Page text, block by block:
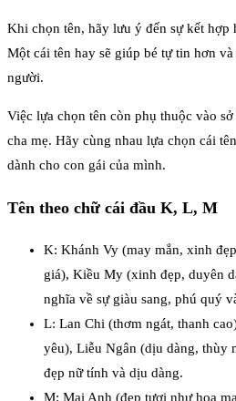
Khi chọn tên, hãy lưu ý đến sự kết hợp
Một cái tên hay sẽ giúp bé tự tin hơn
người.
Việc lựa chọn tên còn phụ thuộc vào
cha mẹ. Hãy cùng nhau lựa chọn cái
dành cho con gái của mình.
Tên theo chữ cái đầu K, L, M
K: Khánh Vy (may mắn, xinh
giá), Kiều My (xinh đẹp, duyên
nghĩa về sự giàu sang, phú quý
L: Lan Chi (thơm ngát, thanh
yêu), Liễu Ngân (dịu dàng, thùy
đẹp nữ tính và dịu dàng.
M: Mai Anh (đẹp tươi như hoa